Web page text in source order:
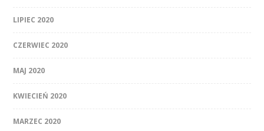
LIPIEC 2020
CZERWIEC 2020
MAJ 2020
KWIECIEŃ 2020
MARZEC 2020